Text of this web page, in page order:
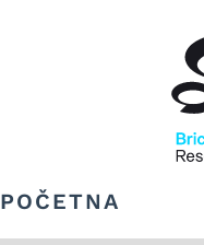
POČETNA